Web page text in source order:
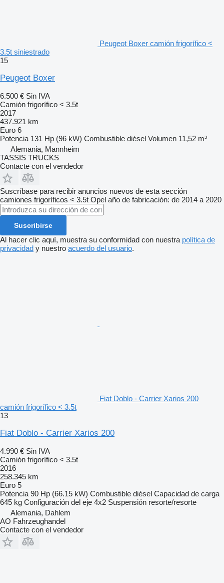
Peugeot Boxer camión frigorífico <
3.5t siniestrado
15
Peugeot Boxer
6.500 € Sin IVA
Camión frigorífico < 3.5t
2017
437.921 km
Euro 6
Potencia 131 Hp (96 kW) Combustible diésel Volumen 11,52 m³
Alemania, Mannheim
TASSIS TRUCKS
Contacte con el vendedor
Suscríbase para recibir anuncios nuevos de esta sección
camiones frigoríficos < 3.5t Opel año de fabricación: de 2014 a 2020
Suscribirse
Al hacer clic aquí, muestra su conformidad con nuestra política de
privacidad y nuestro acuerdo del usuario.
Fiat Doblo - Carrier Xarios 200
camión frigorífico < 3.5t
13
Fiat Doblo - Carrier Xarios 200
4.990 € Sin IVA
Camión frigorífico < 3.5t
2016
258.345 km
Euro 5
Potencia 90 Hp (66.15 kW) Combustible diésel Capacidad de carga
645 kg Configuración del eje 4x2 Suspensión resorte/resorte
Alemania, Dahlem
AO Fahrzeughandel
Contacte con el vendedor